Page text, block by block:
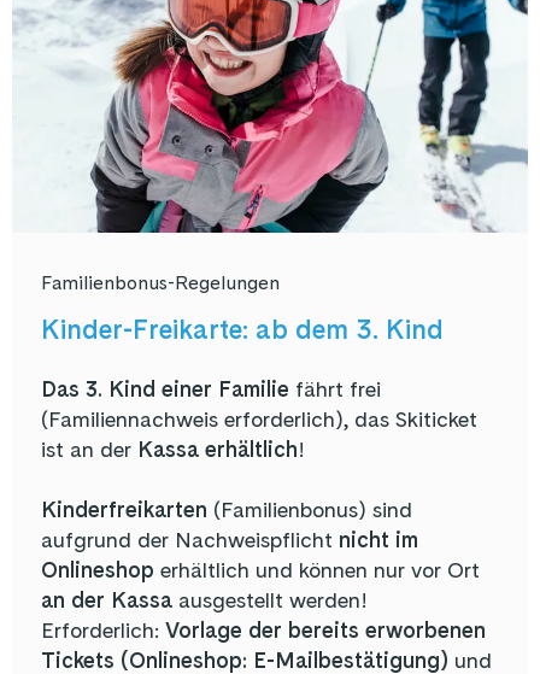
Familienbonus-Regelungen
Kinder-Freikarte: ab dem 3. Kind
Das 3. Kind einer Familie fährt frei
(Familiennachweis erforderlich), das Skiticket
ist an der Kassa erhältlich!
Kinderfreikarten (Familienbonus) sind
aufgrund der Nachweispflicht nicht im
Onlineshop erhältlich und können nur vor Ort
an der Kassa ausgestellt werden!
Erforderlich: Vorlage der bereits erworbenen
Tickets (Onlineshop: E-Mailbestätigung) und